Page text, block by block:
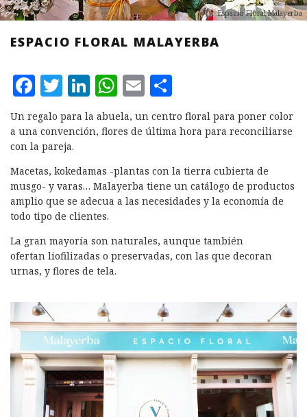
Espacio Floral Malayerba
ESPACIO FLORAL MALAYERBA
F
a
c
e
b
o
o
k
T
w
it
te
r
L
i
n
e
d
I
n
W
h
at
A
p
E
m
ai
o
m
a
rt
Un regalo para la abuela, un centro floral para poner color
a una convención, flores de última hora para reconciliarse
con la pareja.
Macetas, kokedamas -plantas con la tierra cubierta de
musgo- y varas… Malayerba tiene un catálogo de productos
amplio que se adecua a las necesidades y la economía de
todo tipo de clientes.
La gran mayoría son naturales, aunque también
ofertan liofilizadas o preservadas, con las que decoran
urnas, y flores de tela.